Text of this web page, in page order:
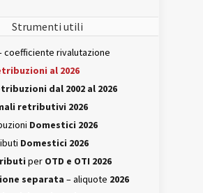
Strumenti utili
coefficiente rivalutazione
al 2026
dal 2002 al 2026
retributivi 2026
Domestici 2026
Domestici 2026
per OTD e OTI 2026
separata – aliquote 2026